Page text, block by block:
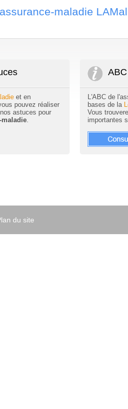
maladie LAMal
et en
pouvez réaliser
astuces pour
maladie.
L'ABC de
bases de la
Vous
importantes
du site